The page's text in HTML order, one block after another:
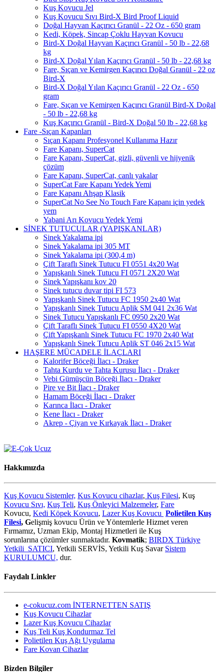
Kuş Kovucu Jel
Kuş Kovucu Sıvı Bird-X Bird Proof Liquid
Doğal Hayvan Kaçırıcı Granül - 22 Oz - 650 gram
Kedi, Köpek, Sincap Çoklu Hayvan Kovucu
Bird-X Doğal Hayvan Kaçırıcı Granül - 50 lb - 22,68
kg
Bird-X Doğal Yılan Kaçırıcı Granül - 50 lb - 22,68 kg
Fare, Sıçan ve Kemirgen Kaçırıcı Doğal Granül - 22 oz
Bird-X
Bird-X Doğal Yılan Kaçırıcı Granül - 22 Oz - 650
gram
Fare, Sıçan ve Kemirgen Kaçırıcı Granül Bird-X Doğal
- 50 lb - 22,68 kg
Kuş Kaçırıcı Granül - Bird-X Doğal 50 lb - 22,68 kg
Fare -Sıçan Kapanları
Sıçan Kapanı Profesyonel Kullanıma Hazır
Fare Kapanı, SuperCat
Fare Kapanı, SuperCat, gizli, güvenli ve hijyenik
çözüm
Fare Kapanı, SuperCat, canlı yakalar
SuperCat Fare Kapanı Yedek Yemi
Fare Kapanı Ahşap Klasik
SuperCat No See No Touch Fare Kapanı için yedek
yem
Yabani Arı Kovucu Yedek Yemi
SİNEK TUTUCULAR (YAPIŞKANLAR)
Sinek Yakalama ipi
Sinek Yakalama ipi 305 MT
Sinek Yakalama ipi (300,4 m)
Çift Taraflı Sinek Tutucu FI 0551 4x20 Wat
Yapışkanlı Sinek Tutucu FI 0571 2X20 Wat
Sinek Yapışkanı kov 20
Sinek tutucu duvar tipi FI 573
Yapışkanlı Sinek Tutucu FC 1950 2x40 Wat
Yapışkanlı Sinek Tutucu Aplik SM 041 2x36 Wat
Sinek Tutucu Yapışkanlı FC 0950 2x20 Wat
Çift Taraflı Sinek Tutucu FI 0550 4X20 Wat
Çift Yapışkanlı Sinek Tutucu FC 1970 2x40 Wat
Yapışkanlı Sinek Tutucu Aplik ST 046 2x15 Wat
HAŞERE MÜCADELE İLAÇLARI
Kalorifer Böceği İlacı - Draker
Tahta Kurdu ve Tahta Kurusu İlacı - Draker
Vebi Gümüşcün Böceği İlacı - Draker
Pire ve Bit İlacı - Draker
Hamam Böceği İlacı - Draker
Karınca İlacı - Draker
Kene İlacı - Draker
Akrep - Çiyan ve Kırkayak İlacı - Draker
Hakkımızda
Kuş Kovucu Sistemler, Kus Kovucu cihazlar, Kuş Filesi, Kuş
Kovucu Sıvı, Kuş Teli, Kuş Önleyici Malzemeler, Fare
Kovucu, Kedi Köpek Kovucu, Lazer Kuş Kovucu Polietilen Kuş
Filesi, Gelişmiş kovucu Ürün ve Yöntemlerle Hizmet veren
Fırmamız, Uzman Ekip, Montaj Hizmetleri ile Kuş
sorunlarına çözümler sunmaktadır. Kovmatik; BIRDX Türkiye
Yetkili SATICI, Yetkili SERVİS, Yetkili Kuş Savar Sistem
KURULUMCU, dur.
Faydalı Linkler
e-cokucuz.com İNTERNETTEN SATIŞ
Kuş Kovucu Cihazlar
Lazer Kuş Kovucu Cihazlar
Kuş Teli Kuş Kondurmaz Tel
Polietilen Kuş Ağı Uygulama
Fare Kovan Cihazlar
Bizden Bilgiler